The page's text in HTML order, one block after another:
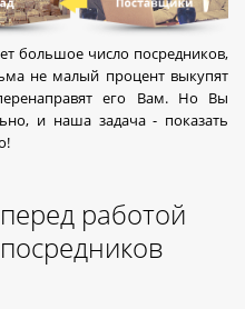
большое число посредников,
не малый процент выкупят
его Вам. Но Вы
и наша задача - показать
работой